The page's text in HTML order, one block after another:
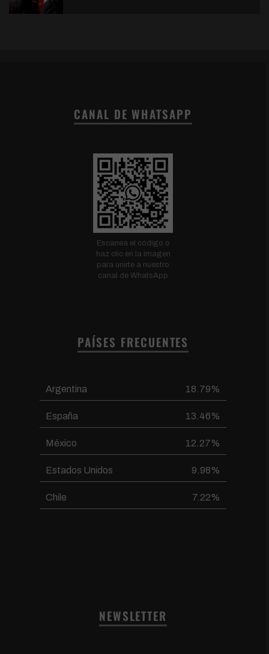
CANAL DE WHATSAPP
Escanea el código o
haz clic en la imagen
para unirte a nuestro
canal de WhatsApp
PAÍSES FRECUENTES
Argentina 18.79%
España 13.46%
México 12.27%
Estados Unidos 9.98%
Chile 7.22%
NEWSLETTER